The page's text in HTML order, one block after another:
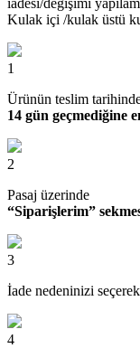
iadesi/değişimi
Kulak içi /kulak üstü
1
Ürünün teslim
14 gün geçmediğine
2
Pasaj üzerinde
“Siparişlerim”
3
İade nedeninizi seçerek
4